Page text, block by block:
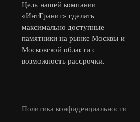
Цель нашей компании
«ИнтГранит» сделать
максимально доступные
памятники на рынке Москвы и
Московской области с
возможность рассрочки.
Политика конфиденциальности